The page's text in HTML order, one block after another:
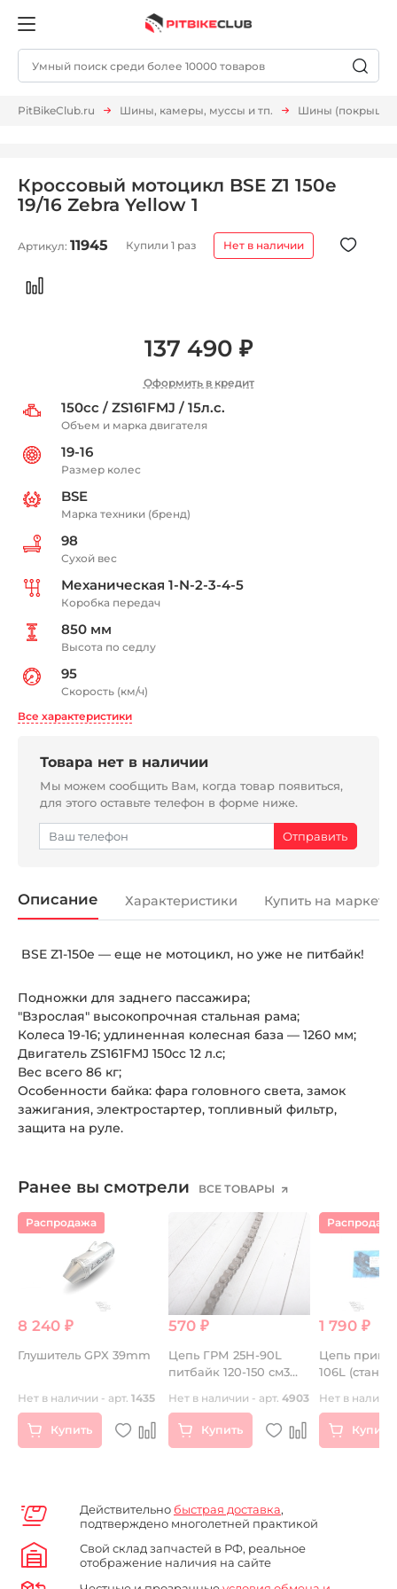
PitBikeClub.ru Шины, камеры, муссы и тп. Шины
Кроссовый мотоцикл BSE Z1 150e
19/16 Zebra Yellow 1
Артикул: 11945 Купили 1 раз Нет в наличии
137 490 ₽
Оформить в кредит
150сс / ZS161FMJ / 15л.с.
Объем и марка двигателя
19-16
Размер колес
BSE
Марка техники (бренд)
98
Сухой вес
Механическая 1-N-2-3-4-5
Коробка передач
850 мм
Высота по седлу
95
Скорость (км/ч)
Все характеристики
Товара нет в наличии
Мы можем сообщить Вам, когда товар появиться,
для этого оставьте телефон в форме ниже.
Описание Характеристики Купить на
BSE Z1-150e — еще не мотоцикл, но уже не питбайк!
Подножки для заднего пассажира;
"Взрослая" высокопрочная стальная рама;
Колеса 19-16; удлиненная колесная база — 1260 мм;
Двигатель ZS161FMJ 150сс 12 л.с;
Вес всего 86 кг;
Особенности байка: фара головного света, замок
зажигания, электростартер, топливный фильтр,
защита на руле.
Ранее вы смотрели ВСЕ ТОВАРЫ
Распродажа
8 240 ₽
Глушитель GPX 39mm
Нет в наличии - арт. 1435
Купить
570 ₽
Цепь ГРМ 25H-90L
питбайк 120-150 см3
Нет в наличии - арт. 4903
Купить
Распродажа
1 790 ₽
Цепь
106L
Нет в
Купить
Действительно быстрая доставка,
подтверждено многолетней практикой
Свой склад запчастей в РФ, реальное
отображение наличия на сайте